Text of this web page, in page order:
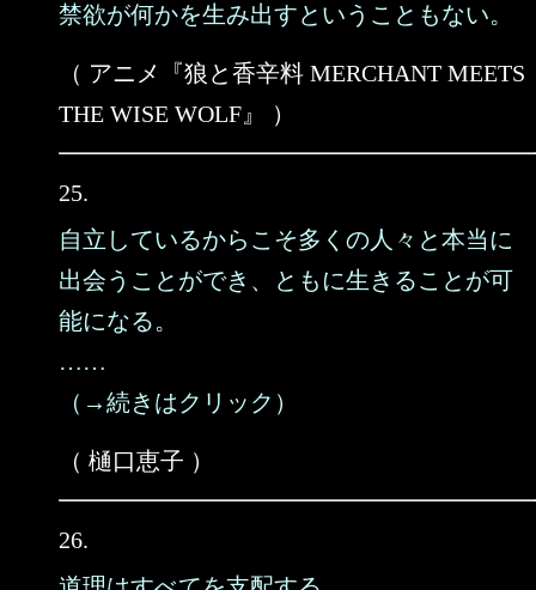
禁欲が何かを生み出すということもない。
（ アニメ『狼と香辛料 MERCHANT MEETS
THE WISE WOLF』 ）
25.
自立しているからこそ多くの人々と本当に
出会うことができ、ともに生きることが可
能になる。
……
（→続きはクリック）
（ 樋口恵子 ）
26.